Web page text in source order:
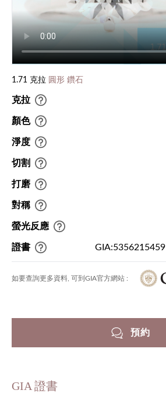
1.71 克拉 圓形 鑽石
克拉
顏色
淨度
切割
打磨
對稱
螢光反應
證書 GIA:5356215459
如要查詢更多資料, 可到GIA官方網站 :
預約
GIA 證書